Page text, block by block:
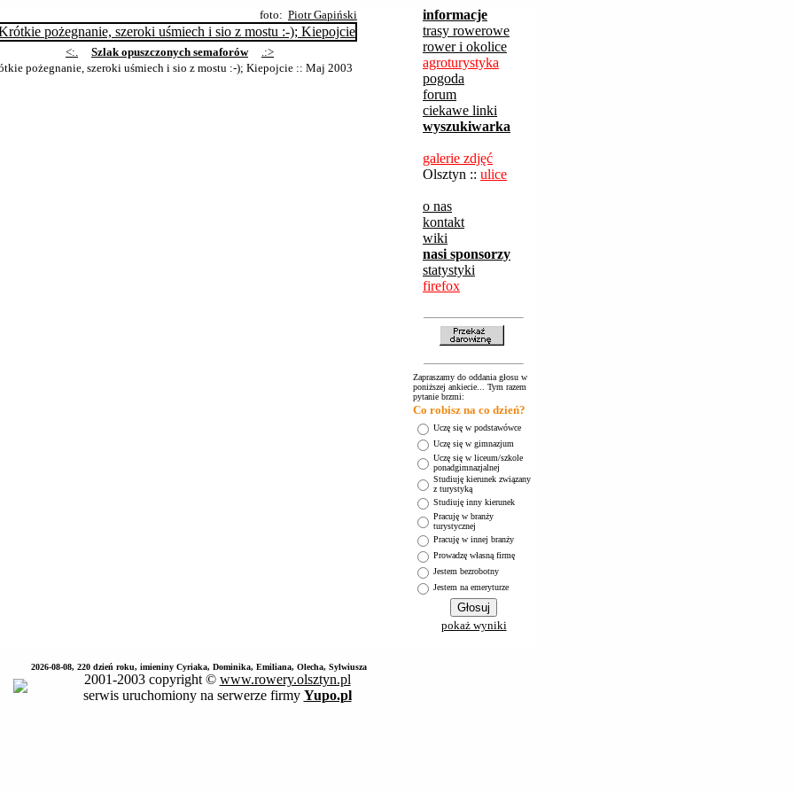
foto: Piotr Gapiński
<:. Szlak opuszczonych semaforów
.:>
pożegnanie, szeroki uśmiech i sio z mostu :-); Kiepojcie :: Maj 2003
informacje
trasy rowerowe
rower i okolice
agroturystyka
pogoda
forum
ciekawe linki
wyszukiwarka
galerie zdjęć
Olsztyn :: ulice
o nas
kontakt
wiki
nasi sponsorzy
statystyki
firefox
Zapraszamy do oddania głosu w
poniższej ankiecie... Tym razem
pytanie brzmi:
Co robisz na co dzień?
Uczę się w podstawówce
Uczę się w gimnazjum
Uczę się w liceum/szkole
ponadgimnazjalnej
Studiuję kierunek związany
z turystyką
Studiuję inny kierunek
Pracuję w branży
turystycznej
Pracuję w innej branży
Prowadzę własną firmę
Jestem bezrobotny
Jestem na emeryturze
pokaż wyniki
2026-08-08, 220 dzień roku, imieniny Cyriaka, Dominika, Emiliana, Olecha, Sylwiusza
2001-2003 copyright © www.rowery.olsztyn.pl
serwis uruchomiony na serwerze firmy Yupo.pl